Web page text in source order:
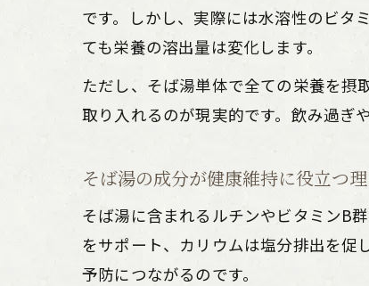
です。しかし、実際には水溶性のビタ
ても栄養の溶出量は変化します。
ただし、そば湯単体で全ての栄養を摂
取り入れるのが現実的です。飲み過ぎ
そば湯の成分が健康維持に役立つ
そば湯に含まれるルチンやビタミンB
をサポート、カリウムは塩分排出を促
予防につながるのです。